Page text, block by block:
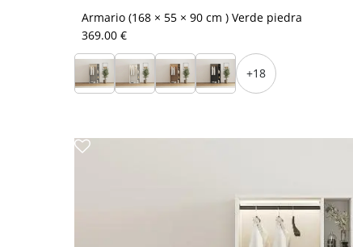
Armario (168 × 55 × 90 cm ) Verde piedra
369.00 €
+18